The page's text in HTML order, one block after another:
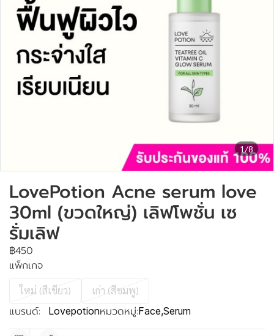
1/8
LovePotion Acne serum love
30ml (ขวดใหญ่) เลิฟโพชั่น เซ
รั่มเลิฟ
฿450
แพ็กเกจ
ใหม่ (สีเขียว) เก่า (สีชมพู)
แบรนด์: Lovepotionหมวดหมู่:Face,Serum